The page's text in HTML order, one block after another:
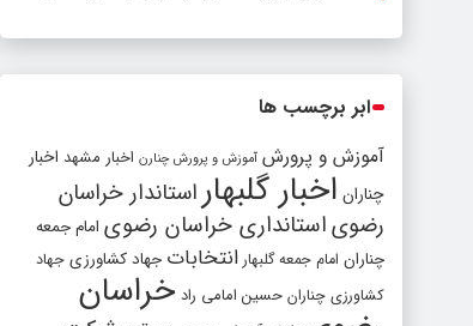
ابر برچسب ها
آموزش و پرورش آموزش و پرورش چنارن اخبار مشهد اخبار
چناران اخبار گلبهار استاندار خراسان
رضویاستانداری خراسان رضوی امام جمعه
چناران امام جمعه گلبهار انتخابات جهاد کشاورزی جهاد
کشاورزی چناران حسین امامی راد خراسان